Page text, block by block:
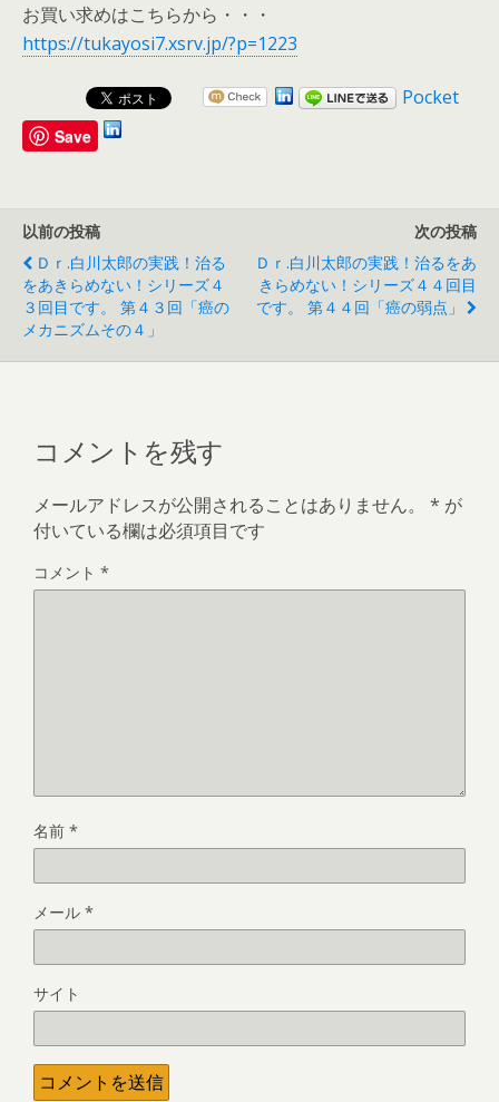
お買い求めはこちらから・・・
https://tukayosi7.xsrv.jp/?p=1223
Pocket
Save
以前の投稿
Ｄｒ.白川太郎の実践！治る
をあきらめない！シリーズ４
３回目です。 第４３回「癌の
メカニズムその４」
次の投稿
Ｄｒ.白川太郎の実践！治るをあ
きらめない！シリーズ４４回目
です。 第４４回「癌の弱点」
コメントを残す
メールアドレスが公開されることはありません。 * が
付いている欄は必須項目です
コメント *
名前 *
メール *
サイト